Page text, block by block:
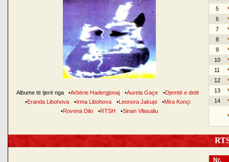
Albume të tjerë nga •Arbërie Hadergjonaj •Aurela Gaçe •Djemtë e detit
•Eranda Libohova •Irma Libohova •Leonora Jakupi •Mira Konçi
•Rovena Dilo •RTSH •Sinan Vllasaliu
5
6
7
8
9
10
11
12
13
14
Nr.